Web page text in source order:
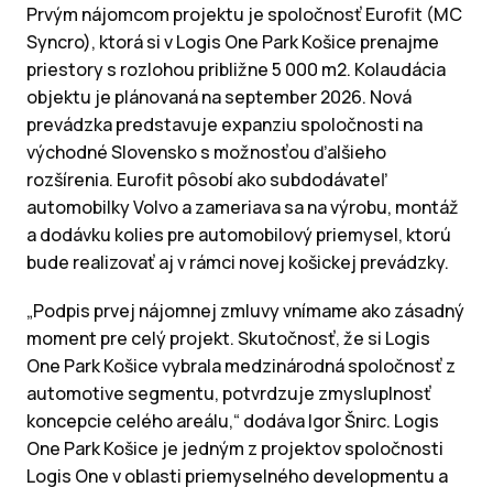
Prvým nájomcom projektu je spoločnosť Eurofit (MC
Syncro), ktorá si v Logis One Park Košice prenajme
priestory s rozlohou približne 5 000 m2. Kolaudácia
objektu je plánovaná na september 2026. Nová
prevádzka predstavuje expanziu spoločnosti na
východné Slovensko s možnosťou ďalšieho
rozšírenia. Eurofit pôsobí ako subdodávateľ
automobilky Volvo a zameriava sa na výrobu, montáž
a dodávku kolies pre automobilový priemysel, ktorú
bude realizovať aj v rámci novej košickej prevádzky.
„Podpis prvej nájomnej zmluvy vnímame ako zásadný
moment pre celý projekt. Skutočnosť, že si Logis
One Park Košice vybrala medzinárodná spoločnosť z
automotive segmentu, potvrdzuje zmysluplnosť
koncepcie celého areálu,“ dodáva Igor Šnirc. Logis
One Park Košice je jedným z projektov spoločnosti
Logis One v oblasti priemyselného developmentu a